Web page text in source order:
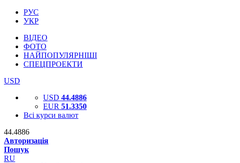
РУС
УКР
ВІДЕО
ФОТО
НАЙПОПУЛЯРНІШІ
СПЕЦПРОЕКТИ
USD
USD 44.4886
EUR 51.3350
Всі курси валют
44.4886
Авторизація
Пошук
RU